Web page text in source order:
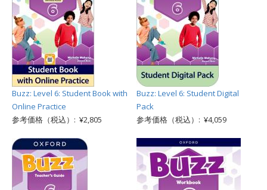
Buzz: Level 6: Student Book with
Online Practice
参考価格（税込）: ¥2,805
Buzz: Level 6: Student Digital
Pack
参考価格（税込）: ¥4,059